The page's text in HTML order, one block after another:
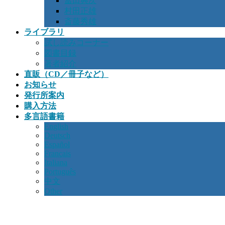
村田正雄
斎藤秀雄
ライブラリ
試し読みコーナー
図書目録
著者紹介
直販（CD／冊子など）
お知らせ
発行所案内
購入方法
多言語書籍
English
Deutsch
Español
Français
Italiana
Português
中文
Other